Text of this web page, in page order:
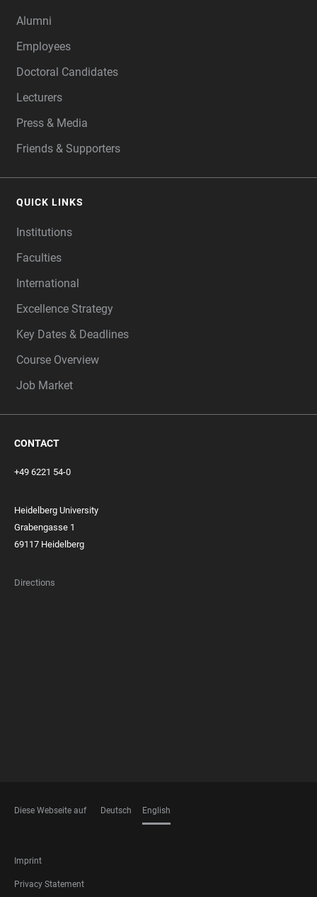
Alumni
Employees
Doctoral Candidates
Lecturers
Press & Media
Friends & Supporters
QUICK LINKS
Institutions
Faculties
International
Excellence Strategy
Key Dates & Deadlines
Course Overview
Job Market
CONTACT
+49 6221 54-0
Heidelberg University
Grabengasse 1
69117 Heidelberg
Directions
Diese Webseite auf Deutsch English
FOOTER
LEGAL
Imprint
Privacy Statement